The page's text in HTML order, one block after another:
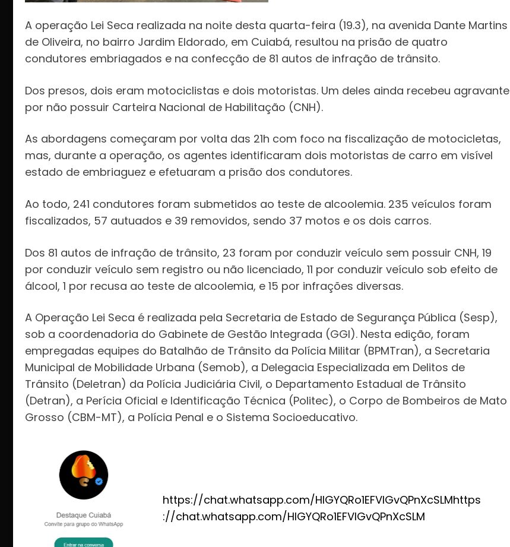
A operação Lei Seca realizada na noite desta quarta-feira (19.3), na avenida Dante Martins
de Oliveira, no bairro Jardim Eldorado, em Cuiabá, resultou na prisão de quatro
condutores embriagados e na confecção de 81 autos de infração de trânsito.
Dos presos, dois eram motociclistas e dois motoristas. Um deles ainda recebeu agravante
por não possuir Carteira Nacional de Habilitação (CNH).
As abordagens começaram por volta das 21h com foco na fiscalização de motocicletas,
mas, durante a operação, os agentes identificaram dois motoristas de carro em visível
estado de embriaguez e efetuaram a prisão dos condutores.
Ao todo, 241 condutores foram submetidos ao teste de alcoolemia. 235 veículos foram
fiscalizados, 57 autuados e 39 removidos, sendo 37 motos e os dois carros.
Dos 81 autos de infração de trânsito, 23 foram por conduzir veículo sem possuir CNH, 19
por conduzir veículo sem registro ou não licenciado, 11 por conduzir veículo sob efeito de
álcool, 1 por recusa ao teste de alcoolemia, e 15 por infrações diversas.
A Operação Lei Seca é realizada pela Secretaria de Estado de Segurança Pública (Sesp),
sob a coordenadoria do Gabinete de Gestão Integrada (GGI). Nesta edição, foram
empregadas equipes do Batalhão de Trânsito da Polícia Militar (BPMTran), a Secretaria
Municipal de Mobilidade Urbana (Semob), a Delegacia Especializada em Delitos de
Trânsito (Deletran) da Polícia Judiciária Civil, o Departamento Estadual de Trânsito
(Detran), a Perícia Oficial e Identificação Técnica (Politec), o Corpo de Bombeiros de Mato
Grosso (CBM-MT), a Polícia Penal e o Sistema Socioeducativo.
https://chat.whatsapp.com/HlGYQRo1EFVIGvQPnXcSLMhttps
://chat.whatsapp.com/HlGYQRo1EFVIGvQPnXcSLM